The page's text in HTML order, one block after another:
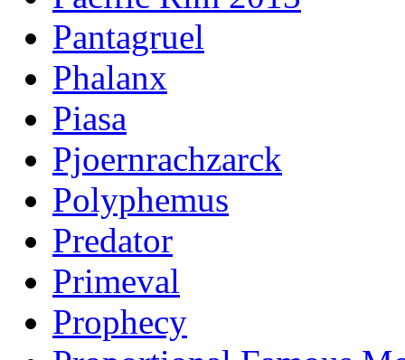
Pantagruel
Phalanx
Piasa
Pjoernrachzarck
Polyphemus
Predator
Primeval
Prophecy